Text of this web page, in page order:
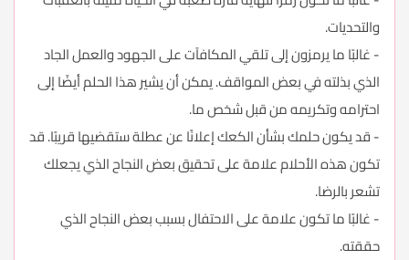
والتحديات.
- غالبًا ما يرمزون إلى تلقي المكافآت على الجهود والعمل الجاد
الذي بذلته في بعض المواقف. يمكن أن يشير هذا الحلم أيضًا إلى
احترامه وتكريمه من قبل شخص ما.
- قد يكون حلمك بشأن الكعك إعلانًا عن عطلة ستقضيها قريبًا. قد
تكون هذه الأحلام علامة على تحقيق بعض النجاح الذي يجعلك
تشعر بالرضا.
- غالبًا ما تكون علامة على الاحتفال بسبب بعض النجاح الذي
حققته.